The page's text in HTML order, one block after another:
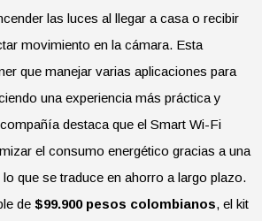
las luces al llegar a casa o recibir
movimiento en la cámara. Esta
que manejar varias aplicaciones para
una experiencia más práctica y
destaca que el Smart Wi-Fi
el consumo energético gracias a una
que se traduce en ahorro a largo plazo.
de $99.900 pesos colombianos, el kit